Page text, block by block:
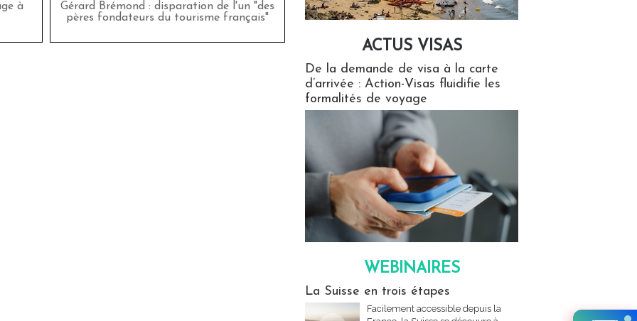
à
Gérard Brémond : disparation de l'un "des
pères fondateurs du tourisme français"
ACTUS VISAS
De la demande de visa à la carte
d’arrivée : Action-Visas fluidifie les
formalités de voyage
WEBINAIRES
La Suisse en trois étapes
Facilement accessible depuis la